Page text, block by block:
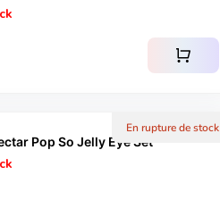
shopping_cart
En rupture de stock
Pop So Jelly Eye Set